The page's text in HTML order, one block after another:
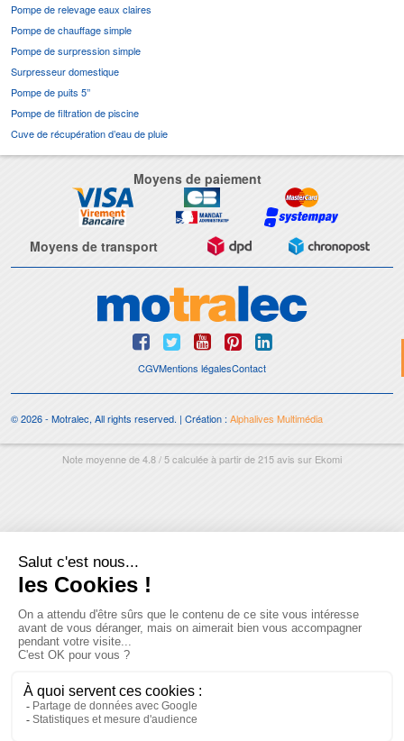
Pompe de relevage eaux claires
Pompe de chauffage simple
Pompe de surpression simple
Surpresseur domestique
Pompe de puits 5’’
Pompe de filtration de piscine
Cuve de récupération d’eau de pluie
Moyens de paiement
Moyens de transport
CGVMentions légalesContact
© 2026 - Motralec, All rights reserved. | Création : Alphalives Multimédia
Note moyenne de4.8/5calculée à partir de215avis sur Ekomi